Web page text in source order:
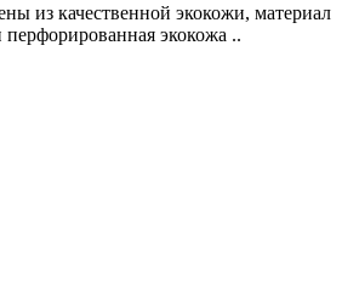
из качественной экокожи, материал
перфорированная экокожа ..